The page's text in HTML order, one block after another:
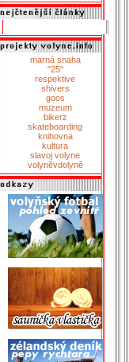
marná snaha
"25"
respektive
shivers
goos
muzeum
bikerz
skateboarding
knihovna
kultura
slavoj volyne
volyněvdolyně